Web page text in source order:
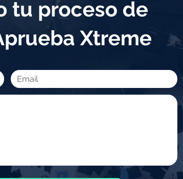
tu proceso de
Xtreme